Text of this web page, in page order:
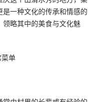
一种文化的传承和情感的
略其中的美食与文化魅